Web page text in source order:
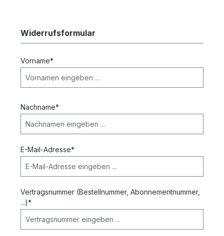
Widerrufsformular
Vorname*
Nachname*
E-Mail-Adresse*
Vertragsnummer (Bestellnummer, Abonnementnummer,
...)*